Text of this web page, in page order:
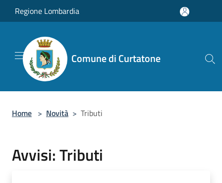
Salta al contenuto principale
Regione Lombardia
Comune di Curtatone
Home > Novità > Tributi
Avvisi: Tributi